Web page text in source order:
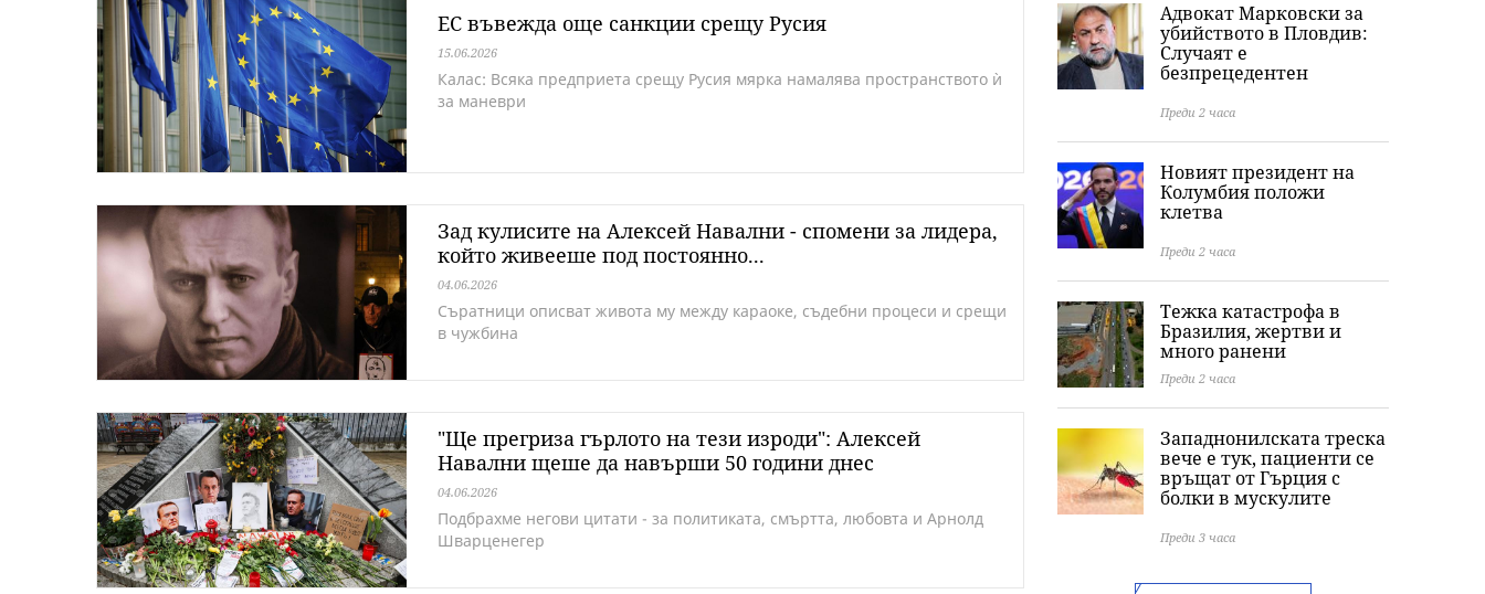
ЕС въвежда още санкции срещу Русия
15.06.2026
Калас: Всяка предприета срещу Русия мярка намалява пространството ѝ
за маневри
Зад кулисите на Алексей Навални - спомени за лидера,
който живееше под постоянно...
04.06.2026
Съратници описват живота му между караоке, съдебни процеси и срещи
в чужбина
"Ще прегриза гърлото на тези изроди": Алексей
Навални щеше да навърши 50 години днес
04.06.2026
Подбрахме негови цитати - за политиката, смъртта, любовта и Арнолд
Шварценегер
Адвокат Марковски за
убийството в Пловдив:
Случаят е
безпрецедентен
Преди 2 часа
Новият президент на
Колумбия положи
клетва
Преди 2 часа
Тежка катастрофа в
Бразилия, жертви и
много ранени
Преди 2 часа
Западнонилската треска
вече е тук, пациенти се
връщат от Гърция с
болки в мускулите
Преди 3 часа